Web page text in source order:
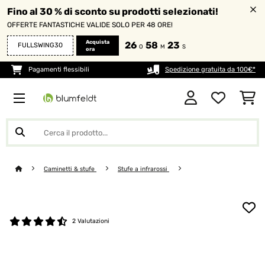
Fino al 30 % di sconto su prodotti selezionati!
OFFERTE FANTASTICHE VALIDE SOLO PER 48 ORE!
FULLSWING30
Acquista
ora
26 O 58 M 23 S
Pagamenti flessibili Spedizione gratuita da 100€*
Caminetti & stufe Stufe a infrarossi
2 Valutazioni